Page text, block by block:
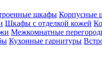
шкафы Корпусные
Шкафы c отделкой кожей
Межкомнатные
Кухонные гарнитуры